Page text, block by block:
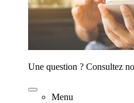
Une question ? Consultez
Menu